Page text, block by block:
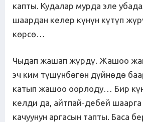
капты. Кудалар мурда эле
шаардан келер күнүн күтүп
көрсө…
Чыдап жашап жүрдү. Жашоо
эч ким түшүнбөгөн дүйнөдө
катып жашоо оорлоду… Бир
келди да, айтпай-дебей
качуунун аргасын тапты. Баса